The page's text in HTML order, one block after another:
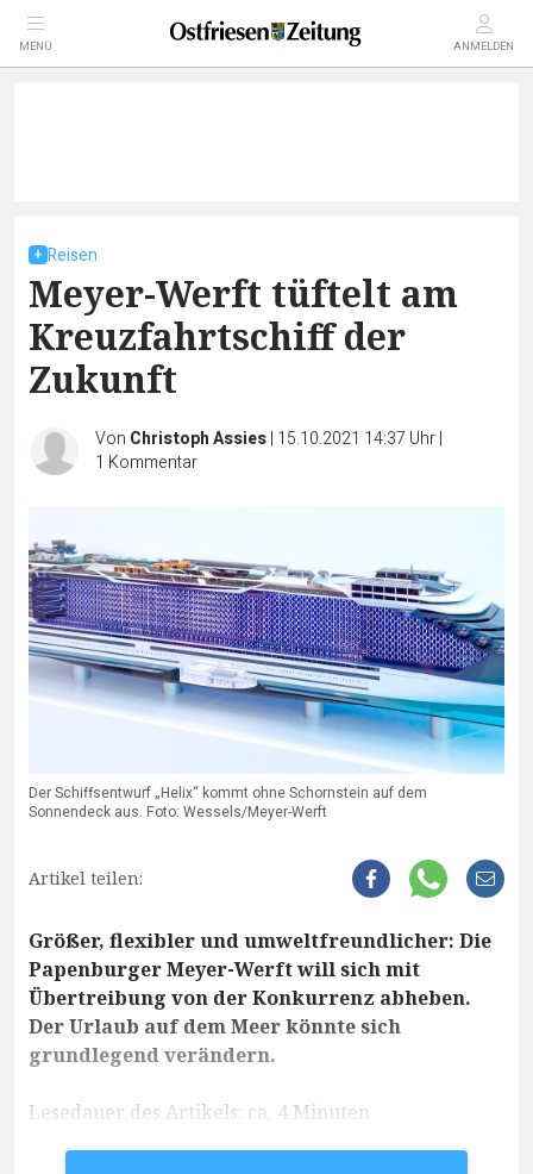
MENÜ ANMELDEN
Reisen
Meyer-Werft tüftelt am
Kreuzfahrtschiff der
Zukunft
Von Christoph Assies| 15.10.2021 14:37 Uhr|
1 Kommentar
Der Schiffsentwurf „Helix“ kommt ohne Schornstein auf dem
Sonnendeck aus. Foto: Wessels/Meyer-Werft
Artikel teilen:
Größer, flexibler und umweltfreundlicher: Die
Papenburger Meyer-Werft will sich mit
Übertreibung von der Konkurrenz abheben.
Der Urlaub auf dem Meer könnte sich
grundlegend verändern.
Lesedauer des Artikels: ca. 4 Minuten